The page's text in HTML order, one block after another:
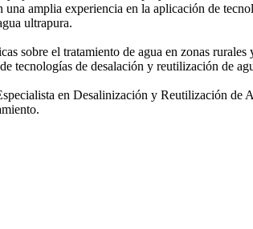
una amplia experiencia en la aplicación de
ultrapura.
sobre el tratamiento de agua en zonas rurales
tecnologías de desalación y reutilización de
en Desalinización y Reutilización de